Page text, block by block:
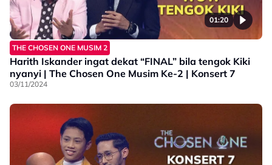
01:20
THE CHOSEN ONE MUSIM 2
Harith Iskander ingat dekat “FINAL” bila tengok Kiki
nyanyi | The Chosen One Musim Ke-2 | Konsert 7
03/11/2024